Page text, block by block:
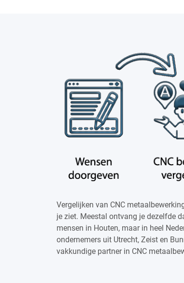
Vergelijken van CNC
je ziet. Meestal ontvang je dezelfde
mensen in Houten, maar in heel
ondernemers uit Utrecht, Zeist en
vakkundige partner in CNC